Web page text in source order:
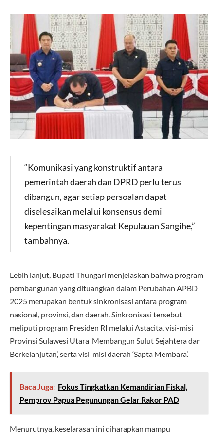
“Komunikasi yang konstruktif antara
pemerintah daerah dan DPRD perlu terus
dibangun, agar setiap persoalan dapat
diselesaikan melalui konsensus demi
kepentingan masyarakat Kepulauan Sangihe,”
tambahnya.
Lebih lanjut, Bupati Thungari menjelaskan bahwa program
pembangunan yang dituangkan dalam Perubahan APBD
2025 merupakan bentuk sinkronisasi antara program
nasional, provinsi, dan daerah. Sinkronisasi tersebut
meliputi program Presiden RI melalui Astacita, visi-misi
Provinsi Sulawesi Utara ‘Membangun Sulut Sejahtera dan
Berkelanjutan’, serta visi-misi daerah ‘Sapta Membara’.
Baca Juga: Fokus Tingkatkan Kemandirian Fiskal,
Pemprov Papua Pegunungan Gelar Rakor PAD
Menurutnya, keselarasan ini diharapkan mampu